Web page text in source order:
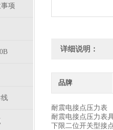
项
详细说明：
品牌
耐震电接点压力表
耐震电接点压力表
下限二位开关型接